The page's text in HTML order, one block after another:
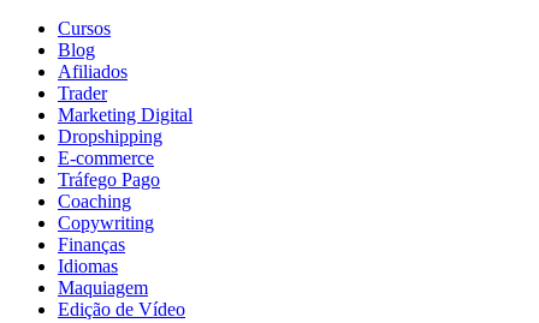
Cursos
Blog
Afiliados
Trader
Marketing Digital
Dropshipping
E-commerce
Tráfego Pago
Coaching
Copywriting
Finanças
Idiomas
Maquiagem
Edição de Vídeo